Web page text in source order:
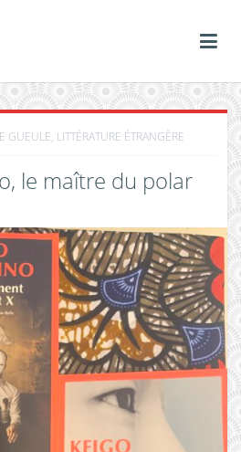
GUEULE, LITTÉRATURE ÉTRANGÈRE
le maître du polar